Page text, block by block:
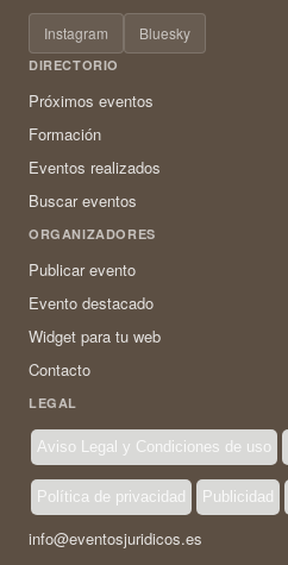
Instagram Bluesky
DIRECTORIO
Próximos eventos
Formación
Eventos realizados
Buscar eventos
ORGANIZADORES
Publicar evento
Evento destacado
Widget para tu web
Contacto
LEGAL
Aviso Legal y Condiciones de uso
Política de privacidad Publicidad
info@eventosjuridicos.es